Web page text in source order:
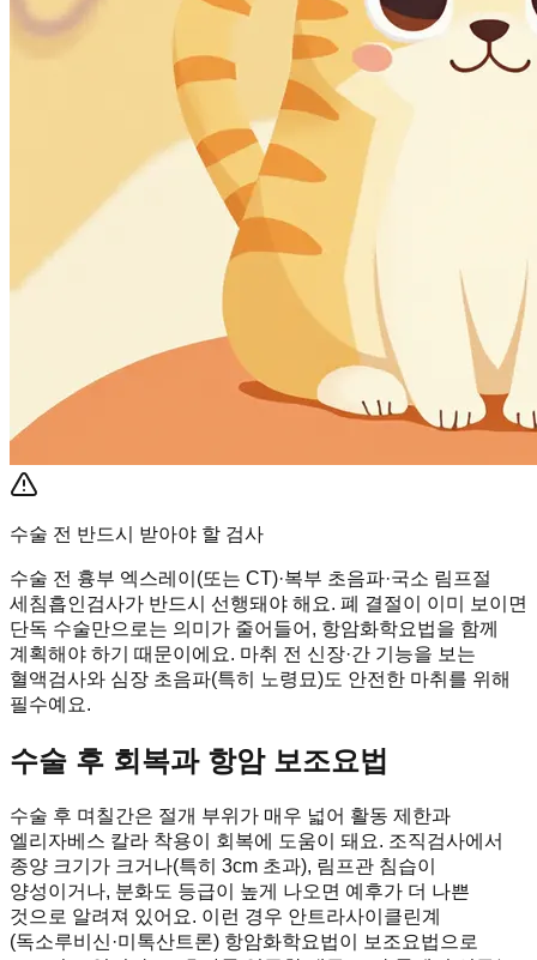
수술 전 반드시 받아야 할 검사
수술 전 흉부 엑스레이(또는 CT)·복부 초음파·국소 림프절
세침흡인검사가 반드시 선행돼야 해요. 폐 결절이 이미 보이면
단독 수술만으로는 의미가 줄어들어, 항암화학요법을 함께
계획해야 하기 때문이에요. 마취 전 신장·간 기능을 보는
혈액검사와 심장 초음파(특히 노령묘)도 안전한 마취를 위해
필수예요.
수술 후 회복과 항암 보조요법
수술 후 며칠간은 절개 부위가 매우 넓어 활동 제한과
엘리자베스 칼라 착용이 회복에 도움이 돼요. 조직검사에서
종양 크기가 크거나(특히 3cm 초과), 림프관 침습이
양성이거나, 분화도 등급이 높게 나오면 예후가 더 나쁜
것으로 알려져 있어요. 이런 경우 안트라사이클린계
(독소루비신·미톡산트론) 항암화학요법이 보조요법으로